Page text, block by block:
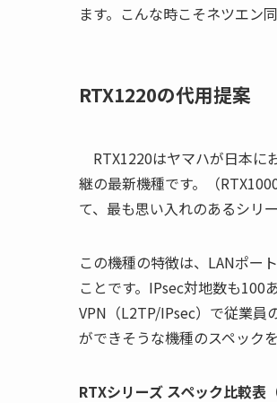
ます。こんな時こそネツエン
RTX1220の代用提案
RTX1220はヤマハが日本に
継の最新機種です。（
て、最も思い入れのあるシリー
この機種の特徴は、LANポー
ことです。IPsec対地数も100
VPN（L2TP/IPsec）で従業員
ができそうな機種のスペック
RTXシリーズ スペック比較表